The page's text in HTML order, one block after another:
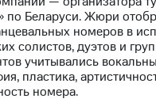
по Беларуси. Жюри
номеров в
солистов, дуэтов и
учитывались
пластика,
номера.